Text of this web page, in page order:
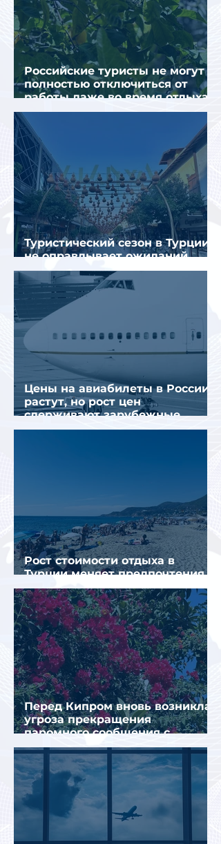
Российские туристы не могут
полностью отключиться от
работы даже во время отдыха
в Турции
Туристический сезон в Турции
не оправдывает ожиданий
отрасли
Цены на авиабилеты в России
растут, но рост цен
сдерживают зарубежные
конкуренты
Рост стоимости отдыха в
Турции меняет предпочтения
туристов
Перед Кипром вновь возникла
угроза прекращения
паромного сообщения с
Грецией